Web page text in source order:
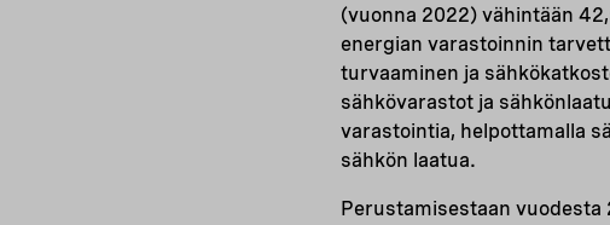
(vuonna 2022) vähintään
energian varastoinnin
turvaaminen ja
sähkövarastot ja
varastointia, helpottamalla
sähkön laatua.
Perustamisestaan